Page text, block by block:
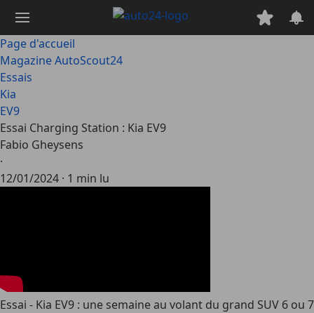
contenu
principal
Page d'accueil
Magazine AutoScout24
Essais
Kia
EV9
Essai Charging Station : Kia EV9
Fabio Gheysens
·
12/01/2024 · 1 min lu
Essai - Kia EV9 : une semaine au volant du grand SUV 6 ou 7